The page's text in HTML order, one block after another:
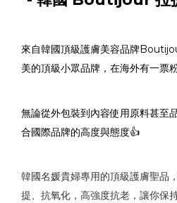
來自韓國頂級護膚美容品牌
美的頂級小眾品牌，在海外有一票
無論從外包裝到內容使用原料甚至
合國際品牌的高度與態度👍
韓國名媛貴婦專用的頂級護膚聖品
提、抗氧化，高強度抗老，讓你保